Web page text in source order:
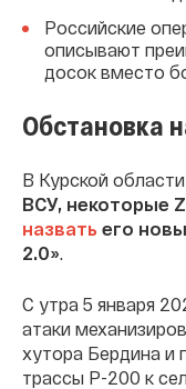
Российские
описывают
досок вместо
Обстановка
В Курской области
ВСУ, некоторые
назвать его
2.0».
С утра 5 января
атаки
хутора Бердина и
трассы Р-200 к